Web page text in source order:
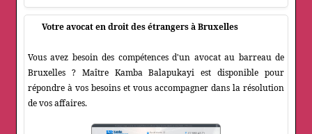
Votre avocat en droit des étrangers à Bruxelles
Vous avez besoin des compétences d'un avocat au barreau de
Bruxelles ? Maître Kamba Balapukayi est disponible pour
répondre à vos besoins et vous accompagner dans la résolution
de vos affaires.